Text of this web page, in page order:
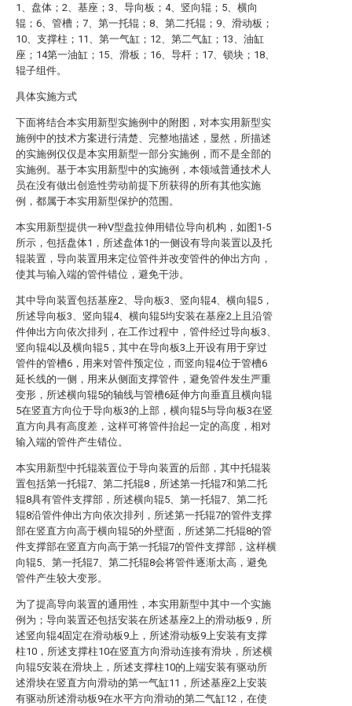
1、盘体；2、基座；3、导向板；4、竖向辊；5、横向
辊；6、管槽；7、第一托辊；8、第二托辊；9、滑动板；
10、支撑柱；11、第一气缸；12、第二气缸；13、油缸
座；14第一油缸；15、滑板；16、导杆；17、锁块；18、
辊子组件。
具体实施方式
下面将结合本实用新型实施例中的附图，对本实用新型实
施例中的技术方案进行清楚、完整地描述，显然，所描述
的实施例仅仅是本实用新型一部分实施例，而不是全部的
实施例。基于本实用新型中的实施例，本领域普通技术人
员在没有做出创造性劳动前提下所获得的所有其他实施
例，都属于本实用新型保护的范围。
本实用新型提供一种V型盘拉伸用错位导向机构，如图1-5
所示，包括盘体1，所述盘体1的一侧设有导向装置以及托
辊装置，导向装置用来定位管件并改变管件的伸出方向，
使其与输入端的管件错位，避免干涉。
其中导向装置包括基座2、导向板3、竖向辊4、横向辊5，
所述导向板3、竖向辊4、横向辊5均安装在基座2上且沿管
件伸出方向依次排列，在工作过程中，管件经过导向板3、
竖向辊4以及横向辊5，其中在导向板3上开设有用于穿过
管件的管槽6，用来对管件预定位，而竖向辊4位于管槽6
延长线的一侧，用来从侧面支撑管件，避免管件发生严重
变形，所述横向辊5的轴线与管槽6延伸方向垂直且横向辊
5在竖直方向位于导向板3的上部，横向辊5与导向板3在竖
直方向具有高度差，这样可将管件抬起一定的高度，相对
输入端的管件产生错位。
本实用新型中托辊装置位于导向装置的后部，其中托辊装
置包括第一托辊7、第二托辊8，所述第一托辊7和第二托
辊8具有管件支撑部，所述横向辊5、第一托辊7、第二托
辊8沿管件伸出方向依次排列，所述第一托辊7的管件支撑
部在竖直方向高于横向辊5的外壁面，所述第二托辊8的管
件支撑部在竖直方向高于第一托辊7的管件支撑部，这样横
向辊5、第一托辊7、第二托辊8会将管件逐渐太高，避免
管件产生较大变形。
为了提高导向装置的通用性，本实用新型中其中一个实施
例为；导向装置还包括安装在所述基座2上的滑动板9，所
述竖向辊4固定在滑动板9上，所述滑动板9上安装有支撑
柱10，所述支撑柱10在竖直方向滑动连接有滑块，所述横
向辊5安装在滑块上，所述支撑柱10的上端安装有驱动所
述滑块在竖直方向滑动的第一气缸11，所述基座2上安装
有驱动所述滑动板9在水平方向滑动的第二气缸12，在使